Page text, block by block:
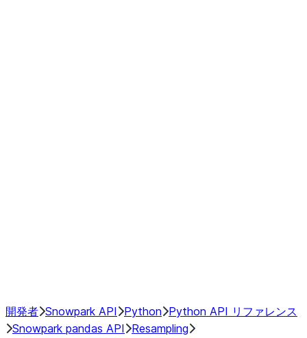
開発者 Snowpark API Python Python API リファレンス
Snowpark pandas API
Resampling